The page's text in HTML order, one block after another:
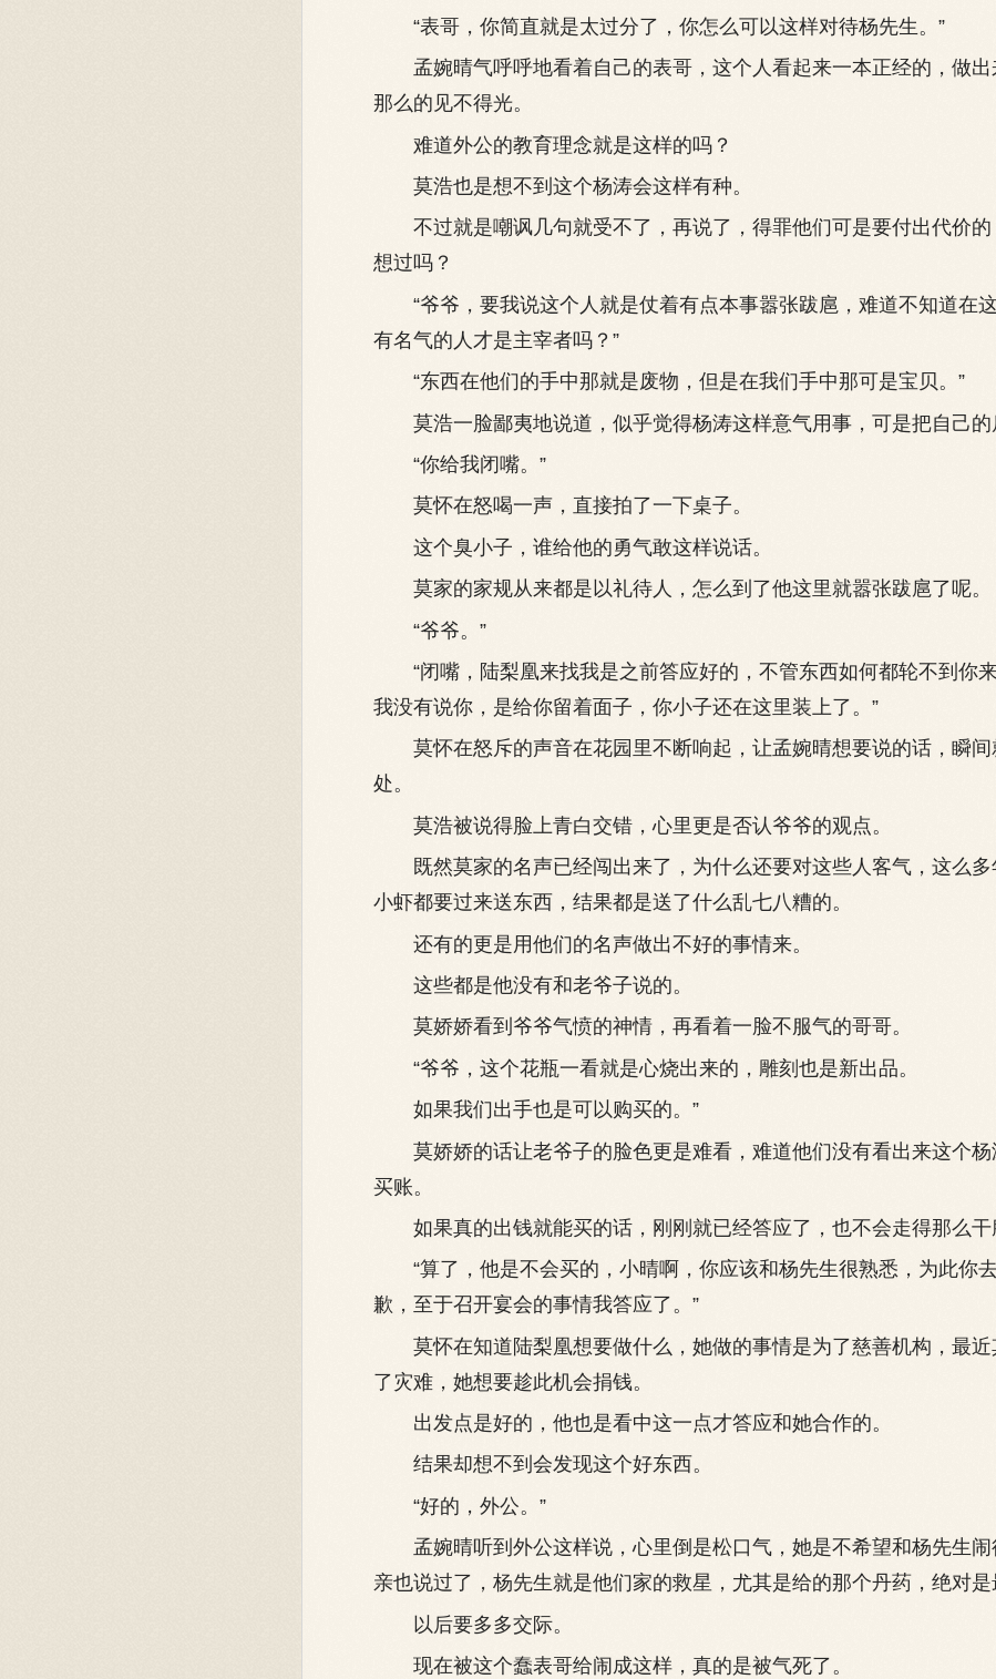
“表哥，你简直就是太过分了，你怎么可以这样对待杨先生。”
孟婉晴气呼呼地看着自己的表哥，这个人看起来一本正经的，做出
那么的见不得光。
难道外公的教育理念就是这样的吗？
莫浩也是想不到这个杨涛会这样有种。
不过就是嘲讽几句就受不了，再说了，得罪他们可是要付出代价的
想过吗？
“爷爷，要我说这个人就是仗着有点本事嚣张跋扈，难道不知道在这
有名气的人才是主宰者吗？”
“东西在他们的手中那就是废物，但是在我们手中那可是宝贝。”
莫浩一脸鄙夷地说道，似乎觉得杨涛这样意气用事，可是把自己的
“你给我闭嘴。”
莫怀在怒喝一声，直接拍了一下桌子。
这个臭小子，谁给他的勇气敢这样说话。
莫家的家规从来都是以礼待人，怎么到了他这里就嚣张跋扈了呢。
“爷爷。”
“闭嘴，陆梨凰来找我是之前答应好的，不管东西如何都轮不到你
我没有说你，是给你留着面子，你小子还在这里装上了。”
莫怀在怒斥的声音在花园里不断响起，让孟婉晴想要说的话，瞬间
处。
莫浩被说得脸上青白交错，心里更是否认爷爷的观点。
既然莫家的名声已经闯出来了，为什么还要对这些人客气，这么多
小虾都要过来送东西，结果都是送了什么乱七八糟的。
还有的更是用他们的名声做出不好的事情来。
这些都是他没有和老爷子说的。
莫娇娇看到爷爷气愤的神情，再看着一脸不服气的哥哥。
“爷爷，这个花瓶一看就是心烧出来的，雕刻也是新出品。
如果我们出手也是可以购买的。”
莫娇娇的话让老爷子的脸色更是难看，难道他们没有看出来这个杨
买账。
如果真的出钱就能买的话，刚刚就已经答应了，也不会走得那么干
“算了，他是不会买的，小晴啊，你应该和杨先生很熟悉，为此你
歉，至于召开宴会的事情我答应了。”
莫怀在知道陆梨凰想要做什么，她做的事情是为了慈善机构，最近
了灾难，她想要趁此机会捐钱。
出发点是好的，他也是看中这一点才答应和她合作的。
结果却想不到会发现这个好东西。
“好的，外公。”
孟婉晴听到外公这样说，心里倒是松口气，她是不希望和杨先生闹
亲也说过了，杨先生就是他们家的救星，尤其是给的那个丹药，绝对是
以后要多多交际。
现在被这个蠢表哥给闹成这样，真的是被气死了。